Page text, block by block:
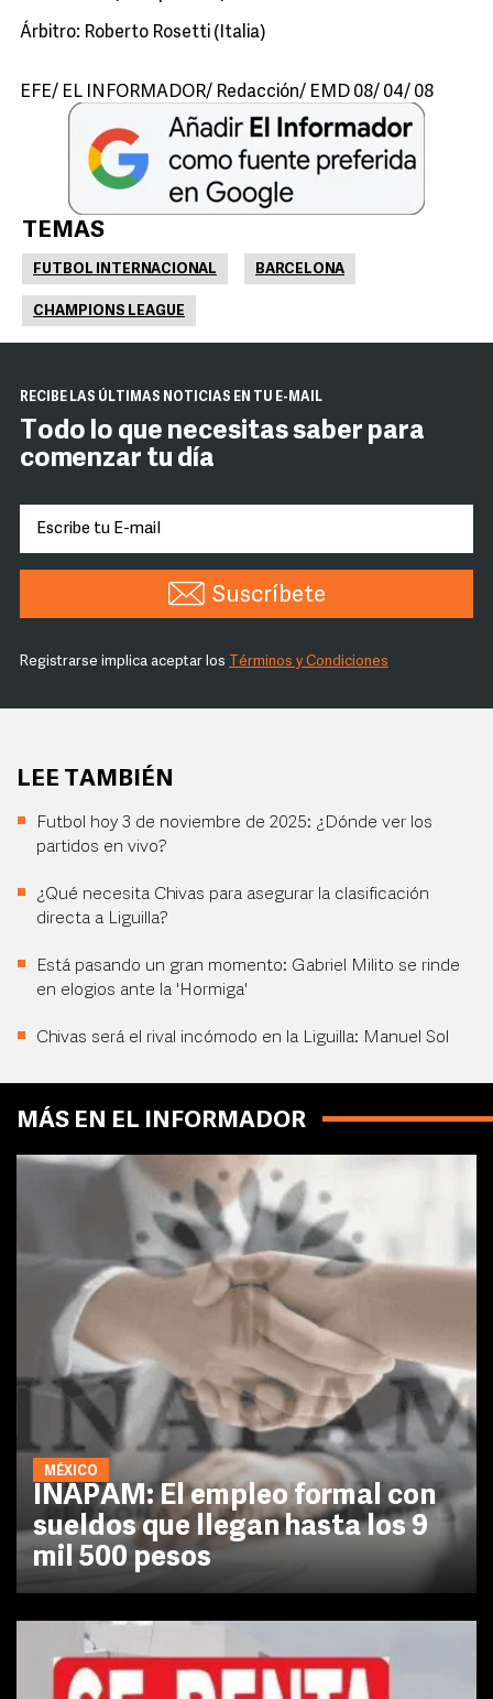
Árbitro: Roberto Rosetti (Italia)
EFE/ EL INFORMADOR/ Redacción/ EMD 08/ 04/ 08
TEMAS
FUTBOL INTERNACIONAL BARCELONA
CHAMPIONS LEAGUE
RECIBE LAS ÚLTIMAS NOTICIAS EN TU E-MAIL
Todo lo que necesitas saber para
comenzar tu día
Suscríbete
Registrarse implica aceptar los Términos y Condiciones
LEE TAMBIÉN
Futbol hoy 3 de noviembre de 2025: ¿Dónde ver los
partidos en vivo?
¿Qué necesita Chivas para asegurar la clasificación
directa a Liguilla?
Está pasando un gran momento: Gabriel Milito se rinde
en elogios ante la 'Hormiga'
Chivas será el rival incómodo en la Liguilla: Manuel Sol
MÁS EN EL INFORMADOR
MÉXICO
INAPAM: El empleo formal con
sueldos que llegan hasta los 9
mil 500 pesos